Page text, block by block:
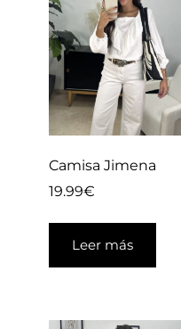
Camisa Jimena
19.99€
Leer más